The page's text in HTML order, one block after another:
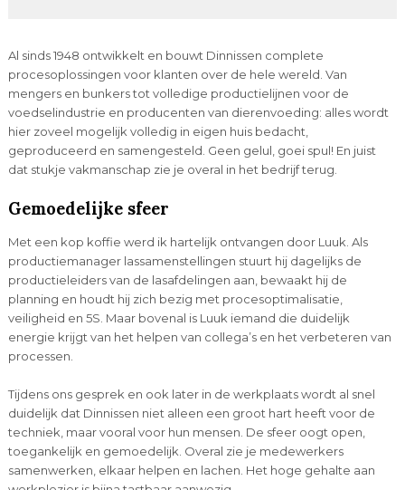
Al sinds 1948 ontwikkelt en bouwt Dinnissen complete
procesoplossingen voor klanten over de hele wereld. Van
mengers en bunkers tot volledige productielijnen voor de
voedselindustrie en producenten van dierenvoeding: alles wordt
hier zoveel mogelijk volledig in eigen huis bedacht,
geproduceerd en samengesteld. Geen gelul, goei spul! En juist
dat stukje vakmanschap zie je overal in het bedrijf terug.
Gemoedelijke sfeer
Met een kop koffie werd ik hartelijk ontvangen door Luuk. Als
productiemanager lassamenstellingen stuurt hij dagelijks de
productieleiders van de lasafdelingen aan, bewaakt hij de
planning en houdt hij zich bezig met procesoptimalisatie,
veiligheid en 5S. Maar bovenal is Luuk iemand die duidelijk
energie krijgt van het helpen van collega’s en het verbeteren van
processen.
Tijdens ons gesprek en ook later in de werkplaats wordt al snel
duidelijk dat Dinnissen niet alleen een groot hart heeft voor de
techniek, maar vooral voor hun mensen. De sfeer oogt open,
toegankelijk en gemoedelijk. Overal zie je medewerkers
samenwerken, elkaar helpen en lachen. Het hoge gehalte aan